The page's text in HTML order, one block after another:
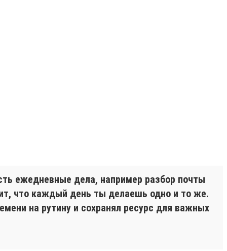
ежедневные дела, например разбор почты
что каждый день ты делаешь одно и то же.
на рутину и сохранял ресурс для важных